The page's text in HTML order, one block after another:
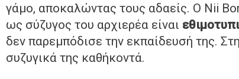
γάμο, αποκαλώντας τους αδαείς. Ο Nii
ως σύζυγος του αρχιερέα είναι
δεν παρεμπόδισε την εκπαίδευσή της.
συζυγικά της καθήκοντά.